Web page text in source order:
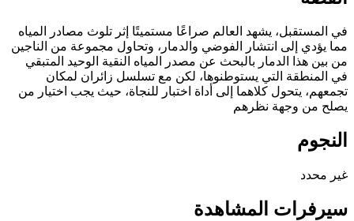
في المستقبل، يشهد العالم صراعًا مستميتًا إثر تلوث مصادر المياه
مما يؤدي إلى انتشار الفوضي والدمار، وتحاول مجموعة من الناجين
من بين هذا الدمار بالبحث عن مصدر المياه النقية الوحيد المتبقي
في المنطقة التي يستوطنوها، لكن مع تسلسل زائران لمكان
تجمعهم، يتحول كلاهما إلى أداة اختبار للنجاة، حيث يجب اختيار من
يصلح من وجهة نظرهم
النجوم
غير محدد
سيرفرات المشاهدة